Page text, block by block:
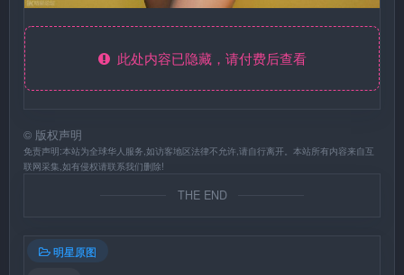
此处内容已隐藏，请付费后查看
© 版权声明
免责声明:本站为全球华人服务,如访客地区法律不允许,请自行离开。本站所有内容来自互
联网采集,如有侵权请联系我们删除!
THE END
明星原图